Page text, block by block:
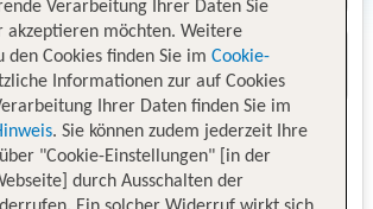
Verarbeitung Ihrer Daten Sie
akzeptieren möchten. Weitere
den Cookies finden Sie im Cookie-
Informationen zur auf Cookies
Ihrer Daten finden Sie im
. Sie können zudem jederzeit Ihre
"Cookie-Einstellungen" [in der
durch Ausschalten der